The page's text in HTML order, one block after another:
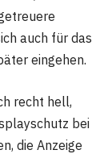
auch für das
eingehen.
recht hell,
bei
die Anzeige